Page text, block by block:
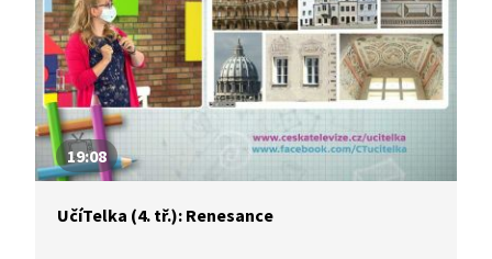
19:08
UčíTelka (4. tř.): Renesance